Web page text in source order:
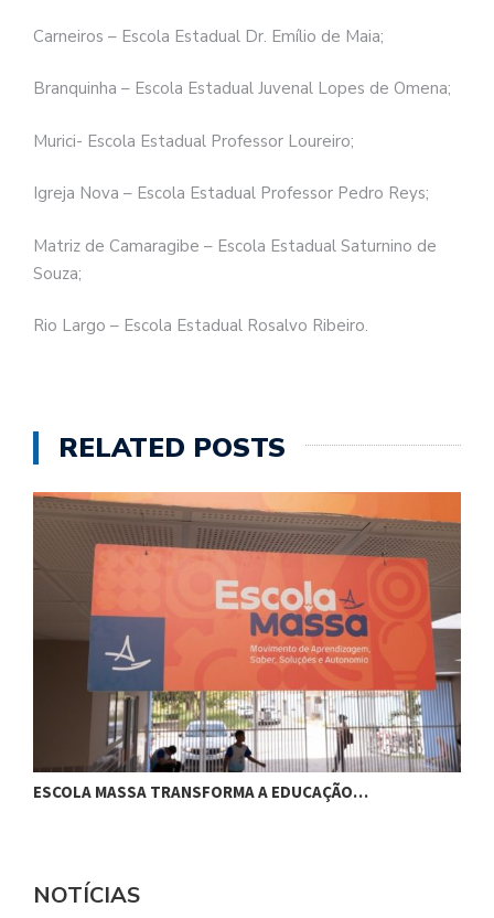
Carneiros – Escola Estadual Dr. Emílio de Maia;
Branquinha – Escola Estadual Juvenal Lopes de Omena;
Murici- Escola Estadual Professor Loureiro;
Igreja Nova – Escola Estadual Professor Pedro Reys;
Matriz de Camaragibe – Escola Estadual Saturnino de
Souza;
Rio Largo – Escola Estadual Rosalvo Ribeiro.
RELATED POSTS
ESCOLA MASSA TRANSFORMA A EDUCAÇÃO…
NOTÍCIAS